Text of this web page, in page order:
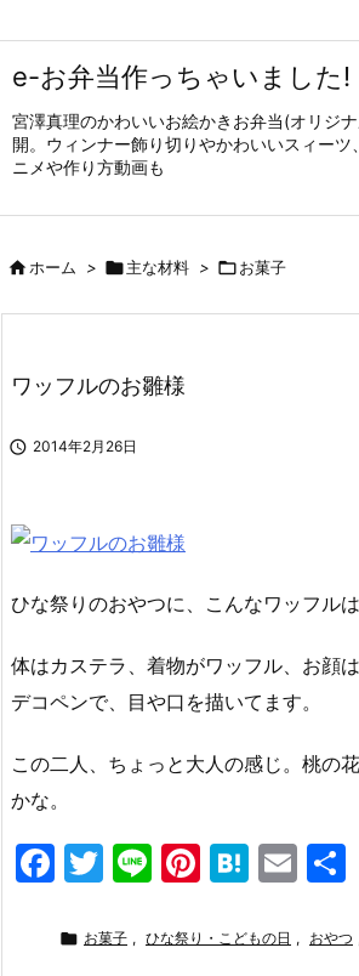
e-お弁当作っちゃいました!
宮澤真理のかわいいお絵かきお弁当(オリジ
開。ウィンナー飾り切りやかわいいスィーツ
ニメや作り方動画も
ホーム > 主な材料 > お菓子
ワッフルのお雛様
 2014年2月26日
ひな祭りのおやつに、こんなワッフルは
体はカステラ、着物がワッフル、お顔
デコペンで、目や口を描いてます。
この二人、ちょっと大人の感じ。桃の
かな。
F
c
T
itt
Li
e
Pi
er
H
e
E
ai
 お菓子 , ひな祭り・こどもの日 , おやつ